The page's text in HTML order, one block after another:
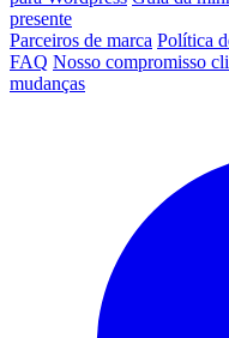
presente
Parceiros de marca Política
FAQ Nosso compromisso
mudanças